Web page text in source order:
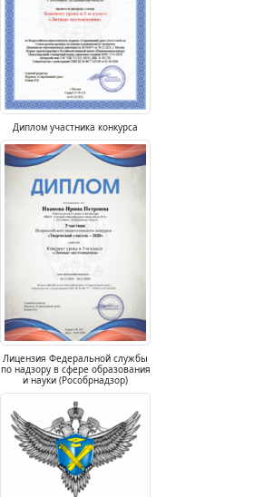
Диплом участника конкурса
Лицензия Федеральной службы
по надзору в сфере образования
и науки (Рособрнадзор)